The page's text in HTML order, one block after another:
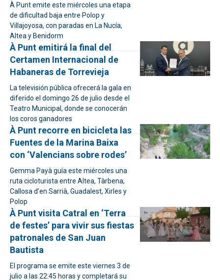
À Punt emite este miércoles una etapa
de dificultad baja entre Polop y
Villajoyosa, con paradas en La Nucía,
Altea y Benidorm
À Punt emitirá la final del
Certamen Internacional de
Habaneras de Torrevieja
La televisión pública ofrecerá la gala en
diferido el domingo 26 de julio desde el
Teatro Municipal, donde se conocerán
los coros ganadores
À Punt recorre en bicicleta las
Fuentes de la Marina Baixa
con ‘Valencians sobre rodes’
Gemma Payà guía este miércoles una
ruta cicloturista entre Altea, Tàrbena,
Callosa d’en Sarrià, Guadalest, Xirles y
Polop
À Punt visita Catral en ‘Terra
de festes’ para vivir sus fiestas
patronales de San Juan
Bautista
El programa se emite este viernes 3 de
julio a las 22:45 horas y completará su